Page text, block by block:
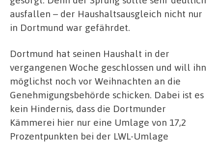
ausfallen – der Haushaltsausgleich nicht nur
in Dortmund war gefährdet.
Dortmund hat seinen Haushalt in der
vergangenen Woche geschlossen und will ihn
möglichst noch vor Weihnachten an die
Genehmigungsbehörde schicken. Dabei ist es
kein Hindernis, dass die Dortmunder
Kämmerei hier nur eine Umlage von 17,2
Prozentpunkten bei der LWL-Umlage